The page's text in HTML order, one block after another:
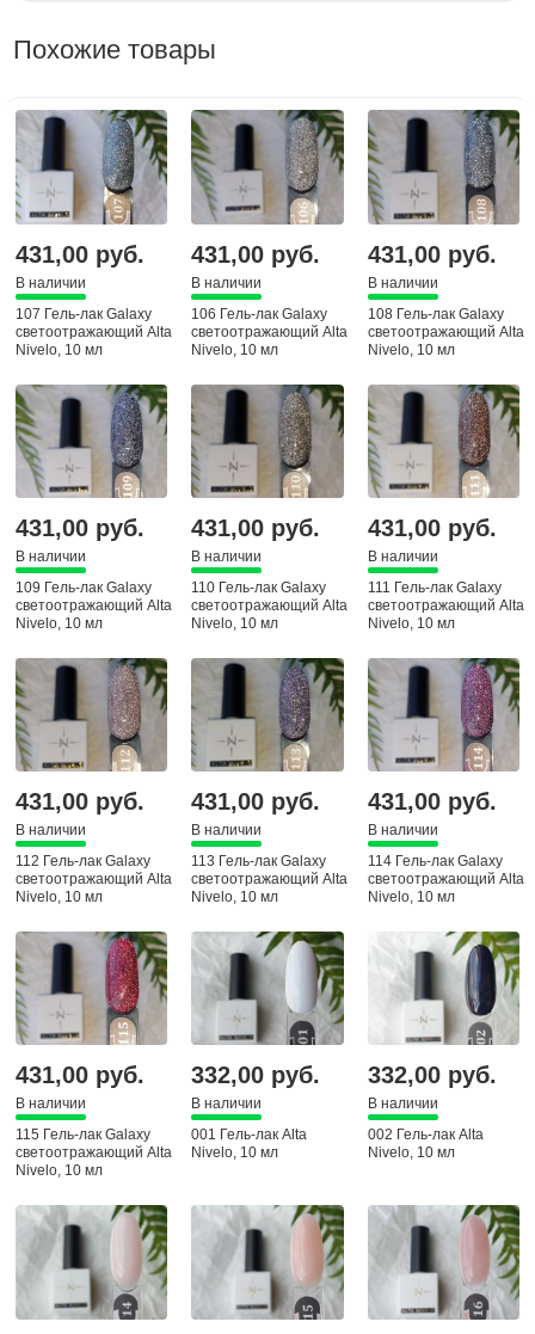
Похожие товары
431,00 руб.
В наличии
107 Гель-лак Galaxy
светоотражающий Alta
Nivelo, 10 мл
431,00 руб.
В наличии
106 Гель-лак Galaxy
светоотражающий Alta
Nivelo, 10 мл
431,00 руб.
В наличии
108 Гель-лак Galaxy
светоотражающий Alta
Nivelo, 10 мл
431,00 руб.
В наличии
109 Гель-лак Galaxy
светоотражающий Alta
Nivelo, 10 мл
431,00 руб.
В наличии
110 Гель-лак Galaxy
светоотражающий Alta
Nivelo, 10 мл
431,00 руб.
В наличии
111 Гель-лак Galaxy
светоотражающий Alta
Nivelo, 10 мл
431,00 руб.
В наличии
112 Гель-лак Galaxy
светоотражающий Alta
Nivelo, 10 мл
431,00 руб.
В наличии
113 Гель-лак Galaxy
светоотражающий Alta
Nivelo, 10 мл
431,00 руб.
В наличии
114 Гель-лак Galaxy
светоотражающий Alta
Nivelo, 10 мл
431,00 руб.
В наличии
115 Гель-лак Galaxy
светоотражающий Alta
Nivelo, 10 мл
332,00 руб.
В наличии
001 Гель-лак Alta
Nivelo, 10 мл
332,00 руб.
В наличии
002 Гель-лак Alta
Nivelo, 10 мл